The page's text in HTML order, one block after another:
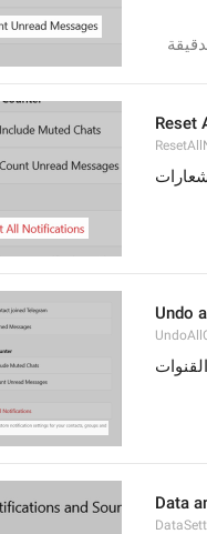
Reset
Undo
Data